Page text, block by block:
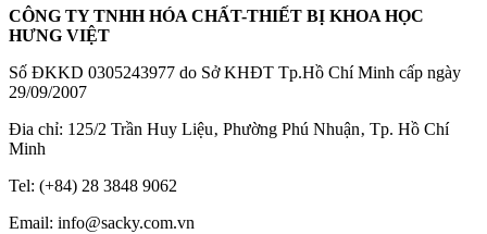
CÔNG TY TNHH HÓA CHẤT-THIẾT BỊ KHOA HỌC
HƯNG VIỆT
Số ĐKKD 0305243977 do Sở KHĐT Tp.Hồ Chí Minh cấp ngày
29/09/2007
Đia chỉ: 125/2 Trần Huy Liệu‚ Phường Phú Nhuận‚ Tp. Hồ Chí
Minh
Tel: (+84) 28 3848 9062
Email: info@sacky.com.vn